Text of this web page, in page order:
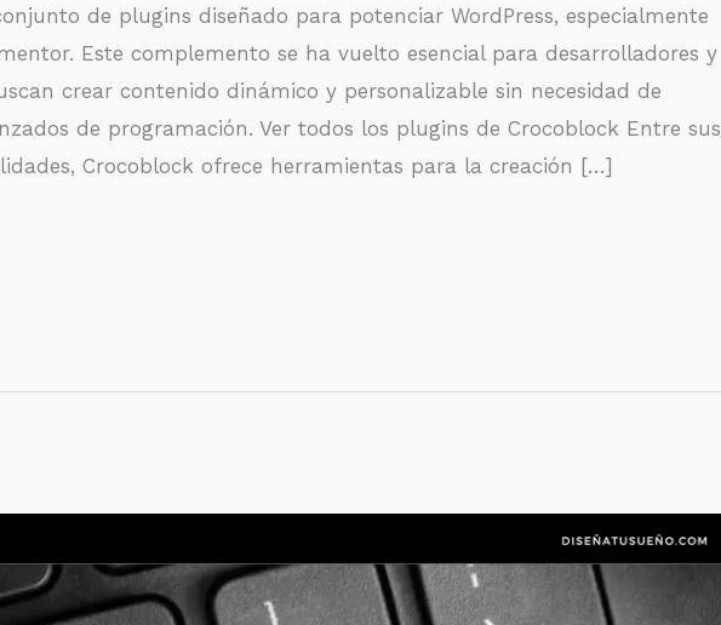
de plugins diseñado para potenciar WordPress, especialmente
Este complemento se ha vuelto esencial para desarrolladores y
crear contenido dinámico y personalizable sin necesidad de
de programación. Ver todos los plugins de Crocoblock Entre sus
Crocoblock ofrece herramientas para la creación […]